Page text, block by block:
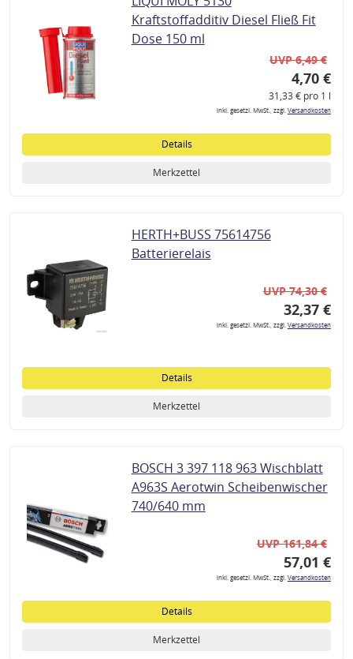
Kraftstoffadditiv Diesel Fließ Fit
Dose 150 ml
UVP 6,49 €
4,70 €
31,33 € pro 1 l
inkl. gesetzl. MwSt., zzgl.Versandkosten
Details
Merkzettel
HERTH+BUSS 75614756
Batterierelais
UVP 74,30 €
32,37 €
inkl. gesetzl. MwSt., zzgl.Versandkosten
Details
Merkzettel
BOSCH 3 397 118 963 Wischblatt
A963S Aerotwin Scheibenwischer
740/640 mm
UVP 161,84 €
57,01 €
inkl. gesetzl. MwSt., zzgl.Versandkosten
Details
Merkzettel